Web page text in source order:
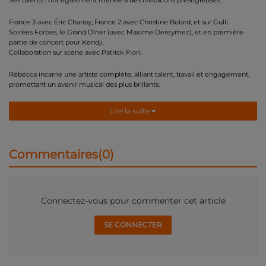
France 3 avec Éric Charray, France 2 avec Christine Bolard, et sur Gulli.
Soirées Forbes, le Grand Dîner (avec Maxime Dereymez), et en première
partie de concert pour Kendji.
Collaboration sur scène avec Patrick Fiori.
Rébécca incarne une artiste complète, alliant talent, travail et engagement,
promettant un avenir musical des plus brillants.
Lire la suite
Commentaires(0)
Connectez-vous pour commenter cet article
SE CONNECTER